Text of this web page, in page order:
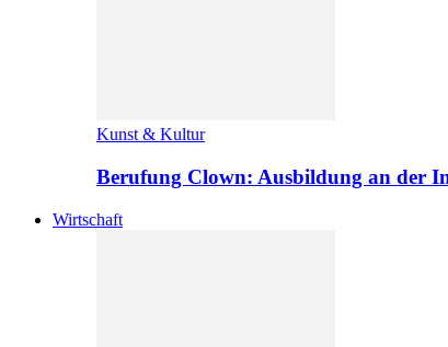
Kunst & Kultur
Berufung Clown: Ausbildung an der
Wirtschaft